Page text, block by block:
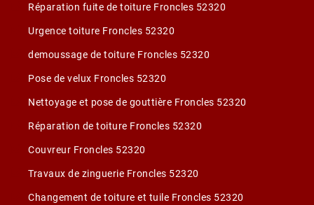
Réparation fuite de toiture Froncles 52320
Urgence toiture Froncles 52320
demoussage de toiture Froncles 52320
Pose de velux Froncles 52320
Nettoyage et pose de gouttière Froncles 52320
Réparation de toiture Froncles 52320
Couvreur Froncles 52320
Travaux de zinguerie Froncles 52320
Changement de toiture et tuile Froncles 52320